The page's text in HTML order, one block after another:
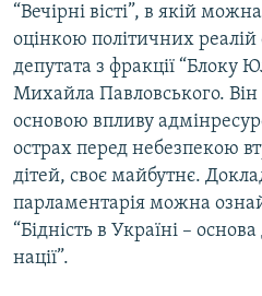
“Вечірні вісті”, в якій
оцінкою політичних
депутата з фракції “Блоку
Михайла Павловського.
основою впливу
острах перед небезпекою
дітей, своє майбутнє.
парламентарія можна
“Бідність в Україні –
нації”.